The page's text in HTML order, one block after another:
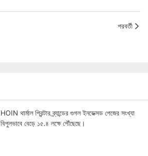
পরবর্তী
HOIN থার্মাল প্রিন্টার ব্র্যান্ডের গুগল ইনডেক্সড পেজের সংখ্যা
বিপুলভাবে বেড়ে ১৫.৪ লক্ষে পৌঁছেছে।